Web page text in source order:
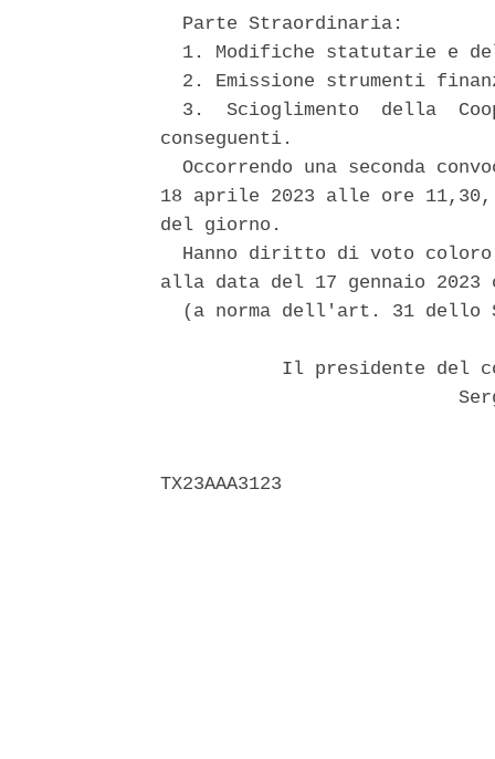
  Parte Straordinaria:
1. Modifiche statutarie e
2. Emissione strumenti
3.  Scioglimento  della
conseguenti.
Occorrendo una seconda
18 aprile 2023 alle ore
del giorno.
Hanno diritto di voto
alla data del 17 gennaio 2023
(a norma dell'art. 31
Il presidente del